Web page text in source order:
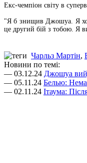
Екс-чемпіон світу в
"Я б знищив Джошуа. Я
це другий бій з тобою. Я
Чарльз Мартін,
Новини по темі:
— 03.12.24 Джошуа
— 05.11.24 Белью:
— 02.11.24 Ітаума: